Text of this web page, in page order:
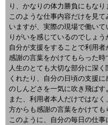
り、かなりの体力勝負にもなり
このような仕事内容だけを見
いますが、実際の現場で働い
りがいを感じているのでしょう
自分が支援をすることで利用
感謝の言葉をかけてもらった
人生のとても大切な部分に深
くれたり、自分の日頃の支援
のしんどさを一気に吹き飛ばす
また、利用者本人だけではな
方からも感謝の言葉をかけても
このように、自分の毎日の仕